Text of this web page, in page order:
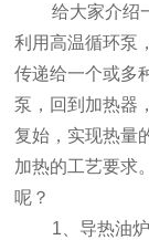
给大家介绍
利用高温循环泵
传递给一个或多
泵，回到加热器
复始，实现热量
加热的工艺要求
呢？
1、导热油